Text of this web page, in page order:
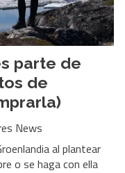
parte de
de
News
al plantear
o se haga con ella